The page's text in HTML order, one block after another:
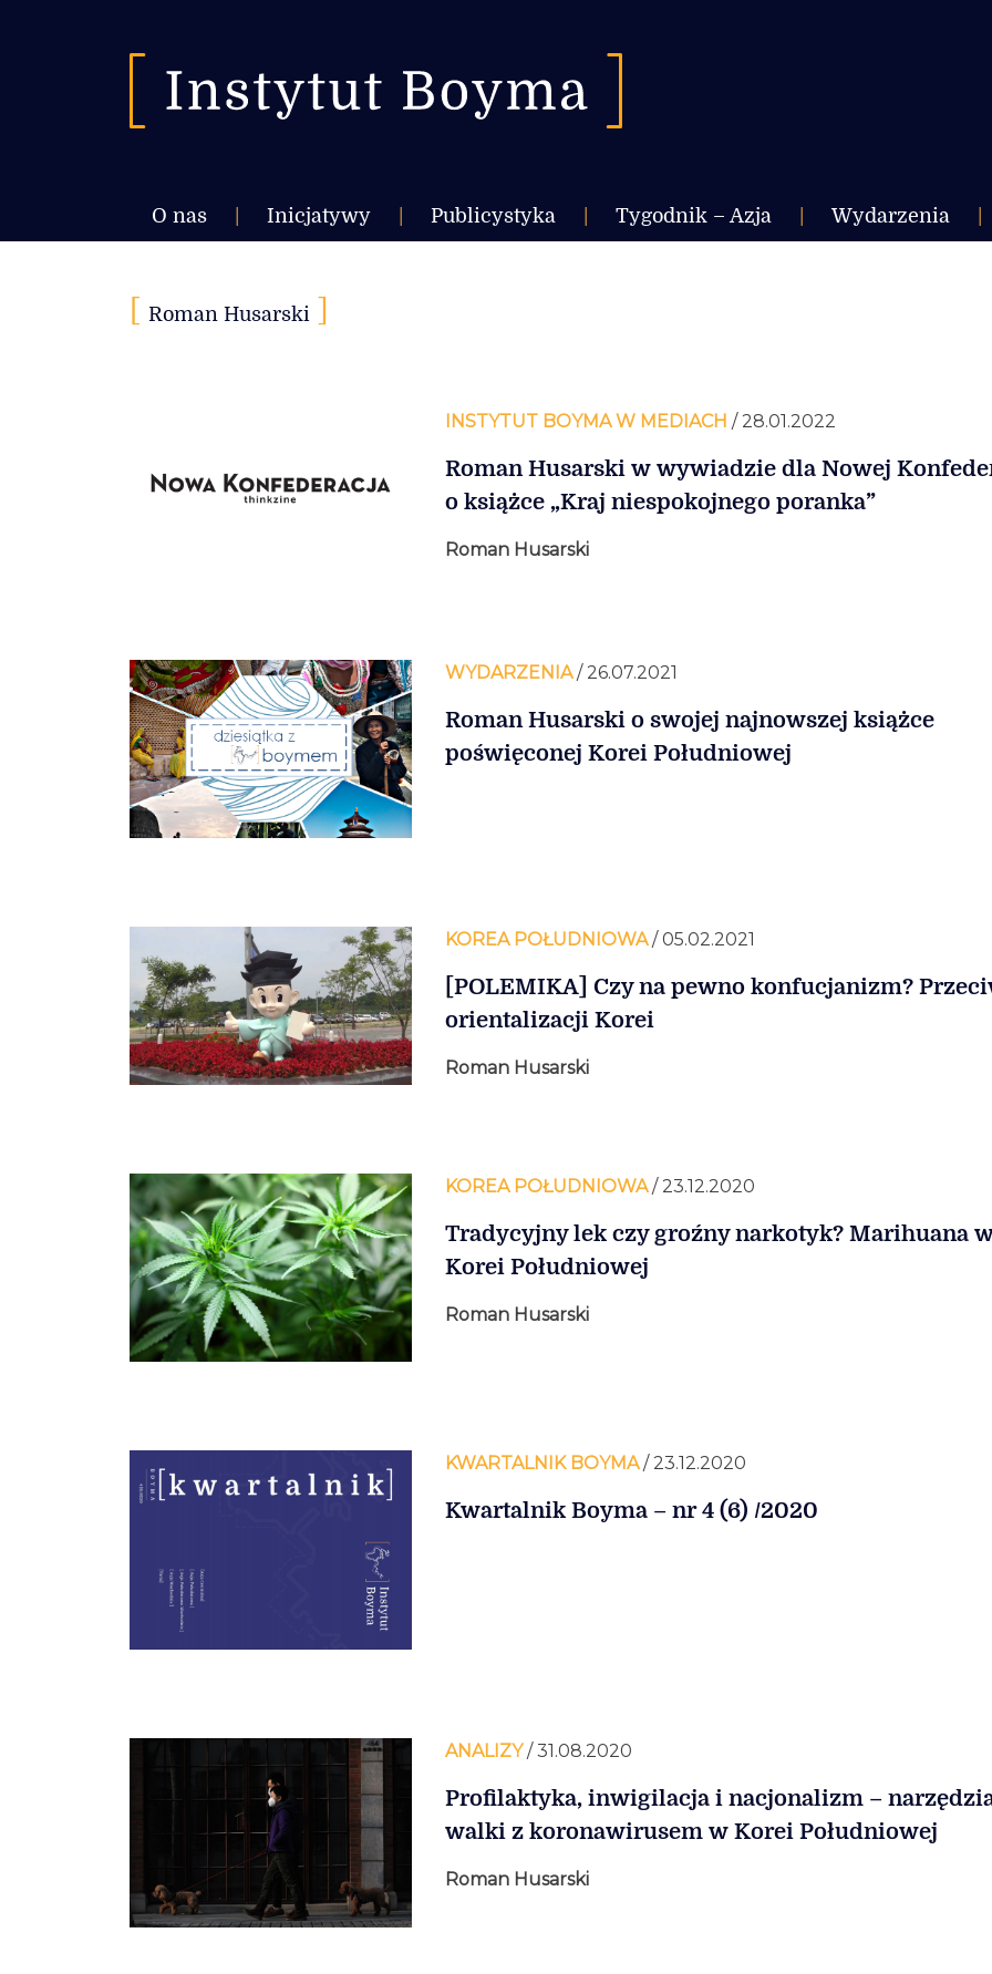
O nas Inicjatywy Publicystyka Tygodnik – Azja Wydarzenia
Roman Husarski
INSTYTUT BOYMA W MEDIACH / 28.01.2022
Roman Husarski w wywiadzie dla Nowej
o książce „Kraj niespokojnego poranka”
Roman Husarski
WYDARZENIA/ 26.07.2021
Roman Husarski o swojej najnowszej książce
poświęconej Korei Południowej
KOREA POŁUDNIOWA/ 05.02.2021
[POLEMIKA] Czy na pewno konfucjanizm?
orientalizacji Korei
Roman Husarski
KOREA POŁUDNIOWA/ 23.12.2020
Tradycyjny lek czy groźny narkotyk? Marihuana
Korei Południowej
Roman Husarski
KWARTALNIK BOYMA/ 23.12.2020
Kwartalnik Boyma – nr 4 (6) /2020
ANALIZY/ 31.08.2020
Profilaktyka, inwigilacja i nacjonalizm –
walki z koronawirusem w Korei Południowej
Roman Husarski